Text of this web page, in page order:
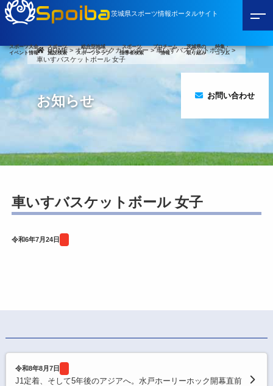
Spoiba茨城県スポーツ情報ポータルサイト
スポーツ大会
イベント情報
スポーツ
施設検索
総合型地域
スポーツクラブ
スポーツ
指導者検索
プロチーム
情報
茨城県の
取り組み
特集・
コラム
お問い合わせ
HOME>オリンピックカレンダー>車いすバスケットボール>
車いすバスケットボール 女子
お知らせ
車いすバスケットボール 女子
令和6年7月24日
令和8年8月7日
J1定着、そして5年後のアジアへ。水戸ホーリーホック開幕直前